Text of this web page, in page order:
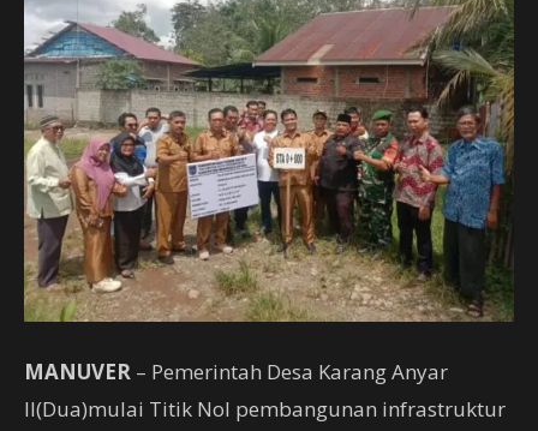
MANUVER – Pemerintah Desa Karang Anyar
II(Dua)mulai Titik Nol pembangunan infrastruktur